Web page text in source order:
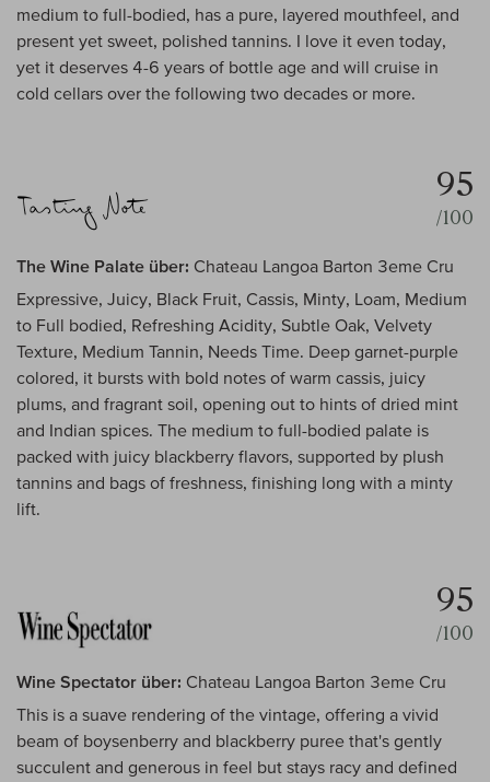
medium to full-bodied, has a pure, layered mouthfeel, and
present yet sweet, polished tannins. I love it even today,
yet it deserves 4-6 years of bottle age and will cruise in
cold cellars over the following two decades or more.
95
/100
The Wine Palate über: Chateau Langoa Barton 3eme Cru
Expressive, Juicy, Black Fruit, Cassis, Minty, Loam, Medium
to Full bodied, Refreshing Acidity, Subtle Oak, Velvety
Texture, Medium Tannin, Needs Time. Deep garnet-purple
colored, it bursts with bold notes of warm cassis, juicy
plums, and fragrant soil, opening out to hints of dried mint
and Indian spices. The medium to full-bodied palate is
packed with juicy blackberry flavors, supported by plush
tannins and bags of freshness, finishing long with a minty
lift.
95
/100
Wine Spectator über: Chateau Langoa Barton 3eme Cru
This is a suave rendering of the vintage, offering a vivid
beam of boysenberry and blackberry puree that's gently
succulent and generous in feel but stays racy and defined